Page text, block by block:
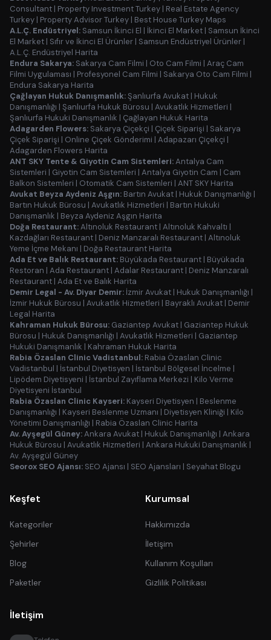
Consultant | Property Investment Turkey | Real Estate Agency
Turkey | Property Advisor Turkey | Best House Turkey Maps
A.L.Ç. Endüstriyel: Samsun İkinci El | İkinci El Market | Samsun İkinci
El Market | Sıfır ve İkinci El Ürünler | Samsun Endüstriyel Ürünler |
A.L.Ç. Endüstriyel Harita
Endura Sakarya: Sakarya Cam Filmi | Oto Cam Filmi | Araç Cam
Filmi Uygulaması | Profesyonel Cam Filmi | Sakarya Oto Cam Filmi |
Endura Sakarya Harita
Çağlayan Hukuk Danışmanlık:Şanlıurfa Avukat | Hukuk
Danışmanlığı | Şanlıurfa Hukuk Bürosu | Avukatlık Hizmetleri |
Şanlıurfa Hukuki Danışmanlık | Çağlayan Hukuk Harita
Adagarden Flowers: Sakarya Çiçekçi | Çiçek Siparişi | Sakarya
Çiçek Siparişi | Online Çiçek Gönderimi | Adapazarı Çiçekçi |
Adagarden Flowers Harita
ANT SKY Tente & Giyotin Cam Sistemleri:Antalya Cam
Sistemleri | Giyotin Cam Sistemleri | Antalya Giyotin Cam | Cam
Balkon Sistemleri | Otomatik Cam Sistemleri | ANT SKY Harita
Avukat Beyza Aydeniz Aşgın: Bartın Avukat | Hukuk Danışmanlığı |
Bartın Hukuk Bürosu | Avukatlık Hizmetleri | Bartın Hukuki
Danışmanlık | Beyza Aydeniz Aşgın Harita
Doğa Restaurant:Altınoluk Restaurant | Altınoluk Kahvaltı |
Kazdağları Restaurant | Deniz Manzaralı Restaurant | Altınoluk
Yeme İçme Mekanı | Doğa Restaurant Harita
Ada Et ve Balık Restaurant: Büyükada Restaurant | Büyükada
Restoran | Ada Restaurant | Adalar Restaurant | Deniz Manzaralı
Restaurant | Ada Et ve Balık Harita
Demir Legal - Av. Diyar Demir: İzmir Avukat | Hukuk Danışmanlığı |
İzmir Hukuk Bürosu | Avukatlık Hizmetleri | Bayraklı Avukat | Demir
Legal Harita
Kahraman Hukuk Bürosu: Gaziantep Avukat | Gaziantep Hukuk
Bürosu | Hukuk Danışmanlığı | Avukatlık Hizmetleri | Gaziantep
Hukuki Danışmanlık | Kahraman Hukuk Harita
Rabia Özaslan Clinic Vadistanbul: Rabia Özaslan Clinic
Vadistanbul | İstanbul Diyetisyen | İstanbul Bölgesel İncelme |
Lipödem Diyetisyeni | İstanbul Zayıflama Merkezi | Kilo Verme
Diyetisyeni İstanbul
Rabia Özaslan Clinic Kayseri: Kayseri Diyetisyen | Beslenme
Danışmanlığı | Kayseri Beslenme Uzmanı | Diyetisyen Kliniği | Kilo
Yönetimi Danışmanlığı | Rabia Özaslan Clinic Harita
Av. Ayşegül Güney:Ankara Avukat | Hukuk Danışmanlığı | Ankara
Hukuk Bürosu | Avukatlık Hizmetleri | Ankara Hukuki Danışmanlık |
Av. Ayşegül Güney
Seorox SEO Ajansı: SEO Ajansı | SEO Ajansları | Seyahat Blogu
Keşfet
Kategoriler
Şehirler
Blog
Paketler
Kurumsal
Hakkımızda
İletişim
Kullanım Koşulları
Gizlilik Politikası
İletişim